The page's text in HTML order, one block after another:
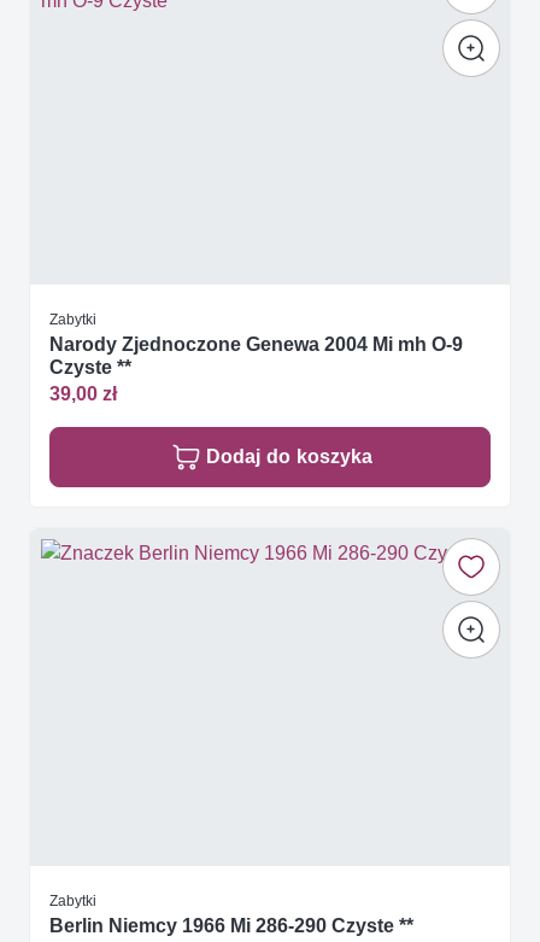
Zabytki
Narody Zjednoczone Genewa 2004 Mi mh O-9
Czyste **
39,00 zł
Dodaj do koszyka
Zabytki
Berlin Niemcy 1966 Mi 286-290 Czyste **